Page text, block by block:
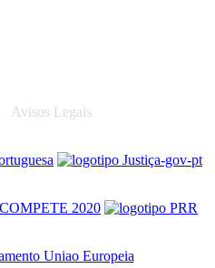
Avisos Legais